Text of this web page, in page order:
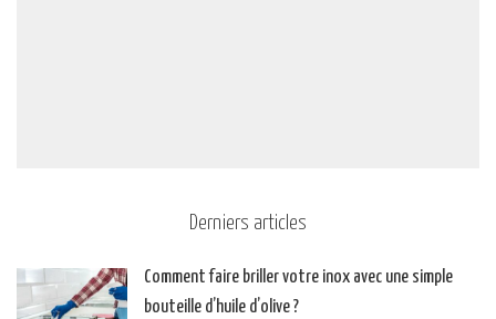
Derniers articles
Comment faire briller votre inox avec une simple
bouteille d’huile d’olive ?